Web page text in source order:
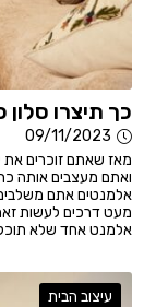
כך תיצרו
09/11/2023
מאז שאתם זוכרים את
ואתם מעצבים אותה
אלמנטים אתם משלבים
מעט דרכים לעשות
אלמנט אחד שלא
עיצוב הבית